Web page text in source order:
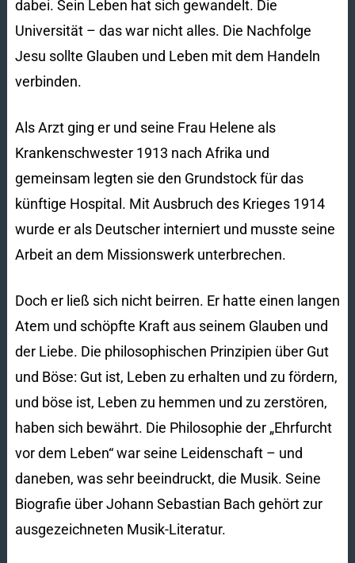
dabei. Sein Leben hat sich gewandelt. Die
Universität – das war nicht alles. Die Nachfolge
Jesu sollte Glauben und Leben mit dem Handeln
verbinden.
Als Arzt ging er und seine Frau Helene als
Krankenschwester 1913 nach Afrika und
gemeinsam legten sie den Grundstock für das
künftige Hospital. Mit Ausbruch des Krieges 1914
wurde er als Deutscher interniert und musste seine
Arbeit an dem Missionswerk unterbrechen.
Doch er ließ sich nicht beirren. Er hatte einen langen
Atem und schöpfte Kraft aus seinem Glauben und
der Liebe. Die philosophischen Prinzipien über Gut
und Böse: Gut ist, Leben zu erhalten und zu fördern,
und böse ist, Leben zu hemmen und zu zerstören,
haben sich bewährt. Die Philosophie der „Ehrfurcht
vor dem Leben“ war seine Leidenschaft – und
daneben, was sehr beeindruckt, die Musik. Seine
Biografie über Johann Sebastian Bach gehört zur
ausgezeichneten Musik-Literatur.